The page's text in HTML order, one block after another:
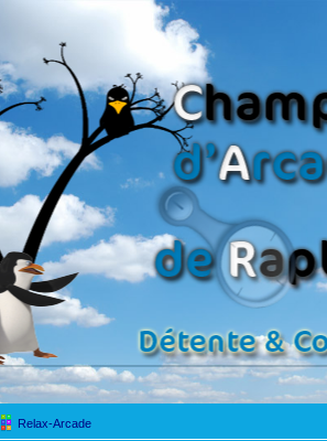
Relax-Arcade